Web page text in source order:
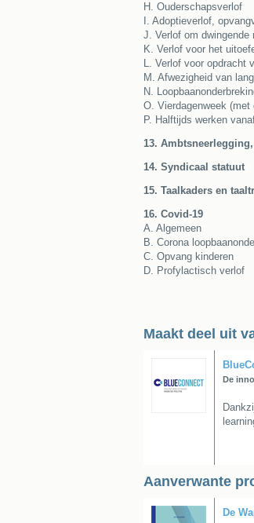
H. Ouderschapsverlof
I. Adoptieverlof,
J. Verlof om dwingende
K. Verlof voor het
L. Verlof voor opdracht
M. Afwezigheid van
N.
O. Vierdagenweek (met
P. Halftijds werken
13.
14. Syndicaal statuut
15. Taalkaders en
16. Covid-19
A. Algemeen
B. Corona
C. Opvang kinderen
D. Profylactisch verlof
Maakt deel uit
De
Aanverwante
De